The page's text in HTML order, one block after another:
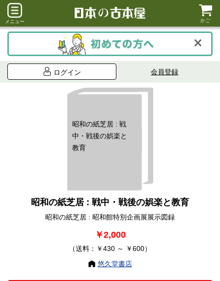
メニュー かご
ログイン 会員登録
昭和の紙芝居 : 戦
中・戦後の娯楽と
教育
昭和の紙芝居 : 戦中・戦後の娯楽と教育
昭和の紙芝居 : 昭和館特別企画展展示図録
￥2,000
（送料：￥430 ～ ￥600）
悠久堂書店